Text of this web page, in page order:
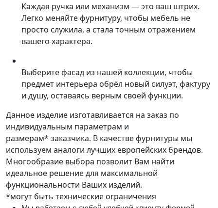
Каждая ручка или механизм — это ваш штрих.
Легко меняйте фурнитуру, чтобы мебель не
просто служила, а стала точным отражением
вашего характера.
Выберите фасад из нашей коллекции, чтобы
предмет интерьера обрёл новый силуэт, фактуру
и душу, оставаясь верным своей функции.
Данное изделие изготавливается на заказ по
индивидуальным параметрам и
размерам* заказчика. В качестве фурнитуры мы
используем аналоги лучших европейских брендов.
Многообразие выбора позволит Вам найти
идеальное решение для максимальной
функциональности Ваших изделий.
*могут быть технические ограничения